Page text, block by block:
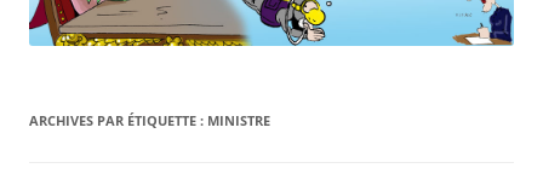
ARCHIVES PAR ÉTIQUETTE : MINISTRE